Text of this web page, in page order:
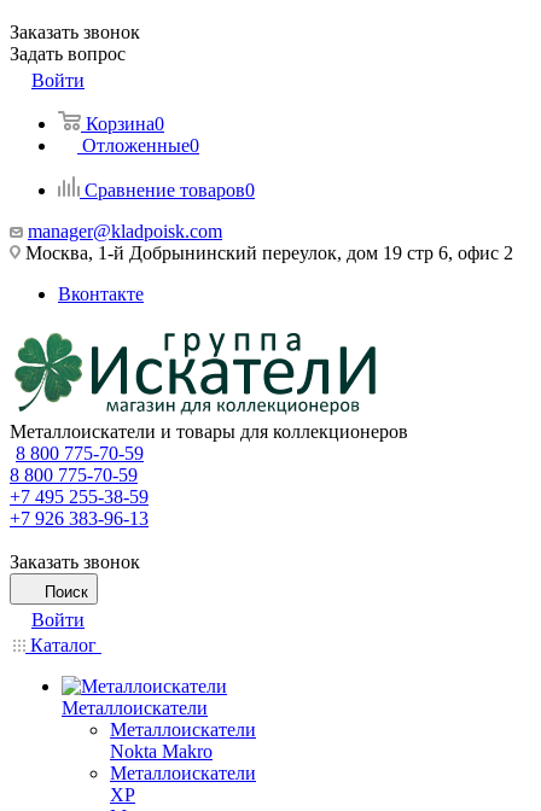
Заказать звонок
Задать вопрос
Войти
Корзина0
Отложенные0
Сравнение товаров0
manager@kladpoisk.com
Москва, 1-й Добрынинский переулок, дом 19 стр 6, офис 2
Вконтакте
Металлоискатели и товары для коллекционеров
8 800 775-70-59
8 800 775-70-59
+7 495 255-38-59
+7 926 383-96-13
Заказать звонок
Поиск
Войти
Каталог
Металлоискатели
Металлоискатели
Nokta Makro
Металлоискатели
XP